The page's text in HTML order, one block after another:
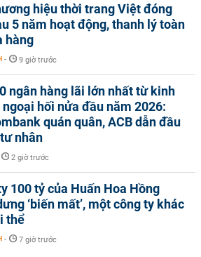
hiệu thời trang Việt đóng
5 năm hoạt động, thanh lý toàn
hàng
- 9 giờ trước
ngân hàng lãi lớn nhất từ kinh
ngoại hối nửa đầu năm 2026:
quán quân, ACB dẫn đầu
nhân
2 giờ trước
100 tỷ của Huấn Hoa Hồng
‘biến mất’, một công ty khác
thể
- 7 giờ trước